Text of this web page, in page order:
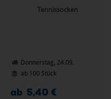
Tennissocken
Donnerstag, 24.09.
ab 100 Stück
ab 5,40 €